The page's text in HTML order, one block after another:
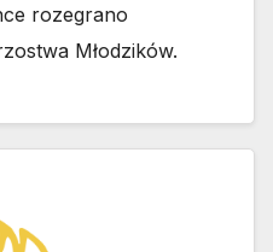
rozegrano
Młodzików.